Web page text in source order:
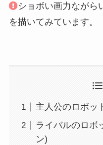
ショボい画力ながら
を描いてみています。
主人公のロボッ
ライバルのロボ
ン)